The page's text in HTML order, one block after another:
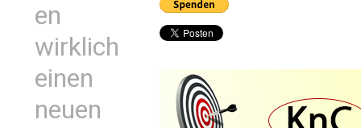
en
wirklich
einen
neuen